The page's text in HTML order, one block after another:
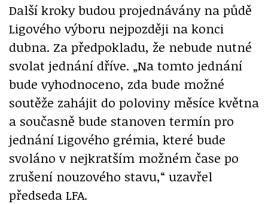
Další kroky budou projednávány na půdě
Ligového výboru nejpozději na konci
dubna. Za předpokladu, že nebude nutné
svolat jednání dříve. „Na tomto jednání
bude vyhodnoceno, zda bude možné
soutěže zahájit do poloviny měsíce května
a současně bude stanoven termín pro
jednání Ligového grémia, které bude
svoláno v nejkratším možném čase po
zrušení nouzového stavu,“ uzavřel
předseda LFA.